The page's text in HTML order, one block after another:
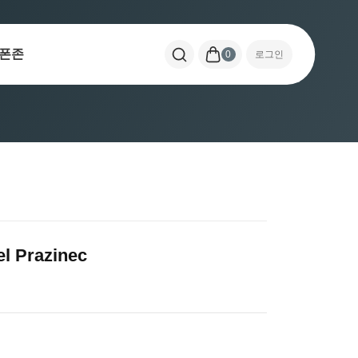
존 0 로그인
Prazinec